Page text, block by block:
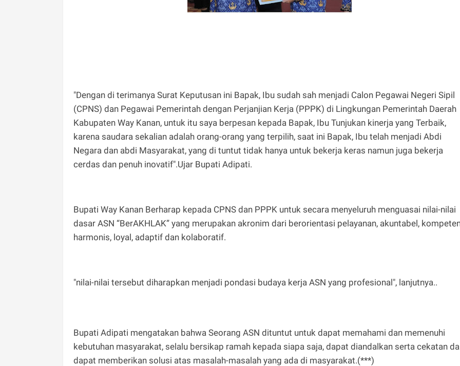
"Dengan di terimanya Surat Keputusan ini Bapak, Ibu sudah sah menjadi Calon Pegawai Negeri Sipil
(CPNS) dan Pegawai Pemerintah dengan Perjanjian Kerja (PPPK) di Lingkungan Pemerintah Daerah
Kabupaten Way Kanan, untuk itu saya berpesan kepada Bapak, Ibu Tunjukan kinerja yang Terbaik,
karena saudara sekalian adalah orang-orang yang terpilih, saat ini Bapak, Ibu telah menjadi Abdi
Negara dan abdi Masyarakat, yang di tuntut tidak hanya untuk bekerja keras namun juga bekerja
cerdas dan penuh inovatif".Ujar Bupati Adipati.
Bupati Way Kanan Berharap kepada CPNS dan PPPK untuk secara menyeluruh menguasai nilai-nilai
dasar ASN “BerAKHLAK” yang merupakan akronim dari berorientasi pelayanan, akuntabel,
harmonis, loyal, adaptif dan kolaboratif.
"nilai-nilai tersebut diharapkan menjadi pondasi budaya kerja ASN yang profesional", lanjutnya..
Bupati Adipati mengatakan bahwa Seorang ASN dituntut untuk dapat memahami dan memenuhi
kebutuhan masyarakat, selalu bersikap ramah kepada siapa saja, dapat diandalkan serta cekatan
dapat memberikan solusi atas masalah-masalah yang ada di masyarakat.(***)